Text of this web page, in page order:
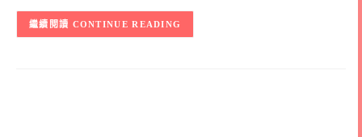
CONTINUE READING